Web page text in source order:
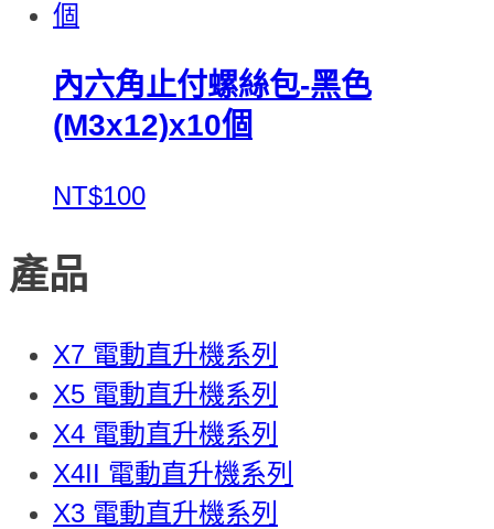
內六角止付螺絲包-黑色
(M3x12)x10個
NT$100
產品
X7 電動直升機系列
X5 電動直升機系列
X4 電動直升機系列
X4II 電動直升機系列
X3 電動直升機系列